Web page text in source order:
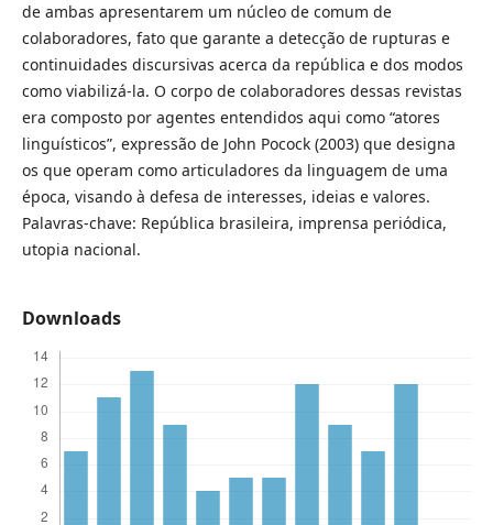
de ambas apresentarem um núcleo de comum de
colaboradores, fato que garante a detecção de rupturas e
continuidades discursivas acerca da república e dos modos
como viabilizá-la. O corpo de colaboradores dessas revistas
era composto por agentes entendidos aqui como “atores
linguísticos”, expressão de John Pocock (2003) que designa
os que operam como articuladores da linguagem de uma
época, visando à defesa de interesses, ideias e valores.
Palavras-chave: República brasileira, imprensa periódica,
utopia nacional.
Downloads